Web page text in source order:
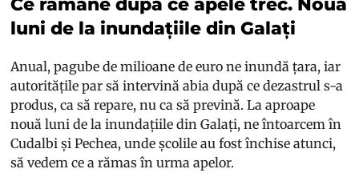
Ce rămâne după ce apele trec. Nouă
luni de la inundațiile din Galați
Anual, pagube de milioane de euro ne inundă țara, iar
autoritățile par să intervină abia după ce dezastrul s-a
produs, ca să repare, nu ca să prevină. La aproape
nouă luni de la inundațiile din Galați, ne întoarcem în
Cudalbi și Pechea, unde școlile au fost închise atunci,
să vedem ce a rămas în urma apelor.